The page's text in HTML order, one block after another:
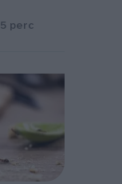
5 perc